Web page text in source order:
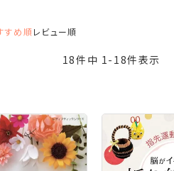
すめ順レビュー順
18件中 1- 18件表示